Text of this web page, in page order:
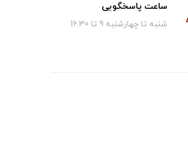
ساعت پاسخگویی
شنبه تا چهارشنبه 9 تا 16.30